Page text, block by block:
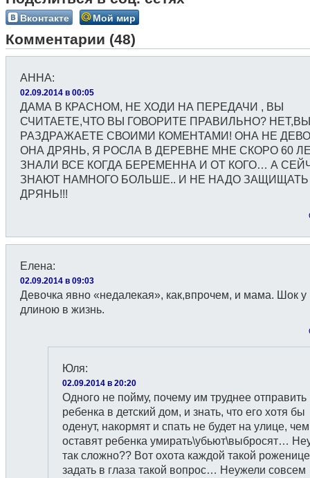
Вконтакте Мой мир
Комментарии (48)
АННА:
02.09.2014 в 00:05
ДАМА В КРАСНОМ, НЕ ХОДИ НА ПЕРЕДАЧИ , ВЫ
СЧИТАЕТЕ,ЧТО ВЫ ГОВОРИТЕ ПРАВИЛЬНО? НЕТ,ВЫ
РАЗДРАЖАЕТЕ СВОИМИ КОМЕНТАМИ! ОНА НЕ
ОНА ДРЯНЬ, Я РОСЛА В ДЕРЕВНЕ МНЕ СКОРО 60
ЗНАЛИ ВСЕ КОГДА БЕРЕМЕННА И ОТ КОГО… А
ЗНАЮТ НАМНОГО БОЛЬШЕ.. И НЕ НАДО ЗАЩИЩАТЬ
ДРЯНЬ!!!
Елена:
02.09.2014 в 09:03
Девочка явно «недалекая», как,впрочем, и мама. Шок у
длиною в жизнь.
Юля:
02.09.2014 в 20:20
Одного не пойму, почему им труднее отправить
ребенка в детский дом, и знать, что его хотя бы
оденут, накормят и спать не будет на улице,
оставят ребенка умирать\убьют\выбросят…
так сложно?? Вот охота каждой такой
задать в глаза такой вопрос… Неужели совсем